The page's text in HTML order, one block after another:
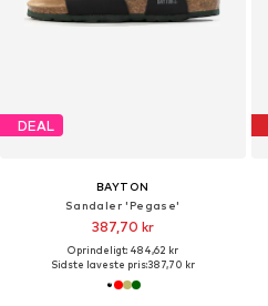
DEAL
BAYTON
Sandaler 'Pegase'
387,70 kr
Oprindeligt: 484,62 kr
Sidste laveste pris:387,70 kr